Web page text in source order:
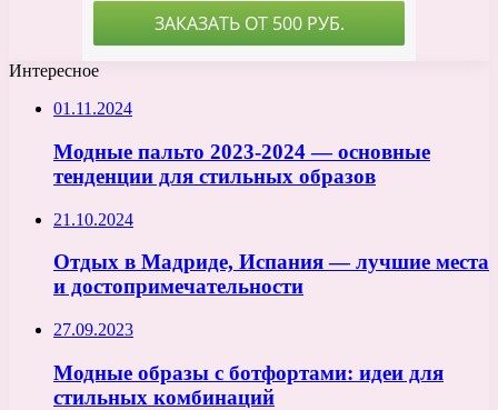
Интересное
01.11.2024
Модные пальто 2023-2024 — основные
тенденции для стильных образов
21.10.2024
Отдых в Мадриде, Испания — лучшие места
и достопримечательности
27.09.2023
Модные образы с ботфортами: идеи для
стильных комбинаций